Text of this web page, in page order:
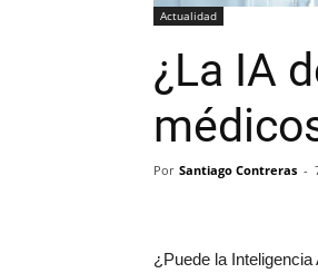
Actualidad
¿La IA
Por Santiago Contreras -
¿Puede la